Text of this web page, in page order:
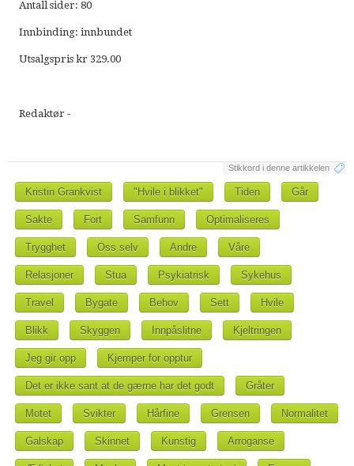
Antall sider: 80
Innbinding: innbundet
Utsalgspris kr 329.00
Redaktør -
Stikkord i denne artikkelen
Kristin Grankvist "Hvile i blikket" Tiden Går
Sakte Fort Samfunn Optimaliseres
Trygghet Oss selv Andre Våre
Relasjoner Stua Psykiatrisk Sykehus
Travel Bygate Behov Sett Hvile
Blikk Skyggen Innpåslitne Kjeltringen
Jeg gir opp Kjemper for opptur
Det er ikke sant at de gærne har det godt Gråter
Motet Svikter Hårfine Grensen Normalitet
Galskap Skinnet Kunstig Arroganse